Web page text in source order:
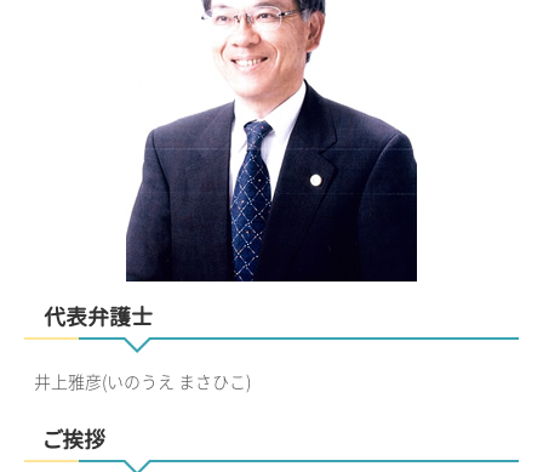
代表弁護士
井上雅彦(いのうえ まさひこ)
ご挨拶